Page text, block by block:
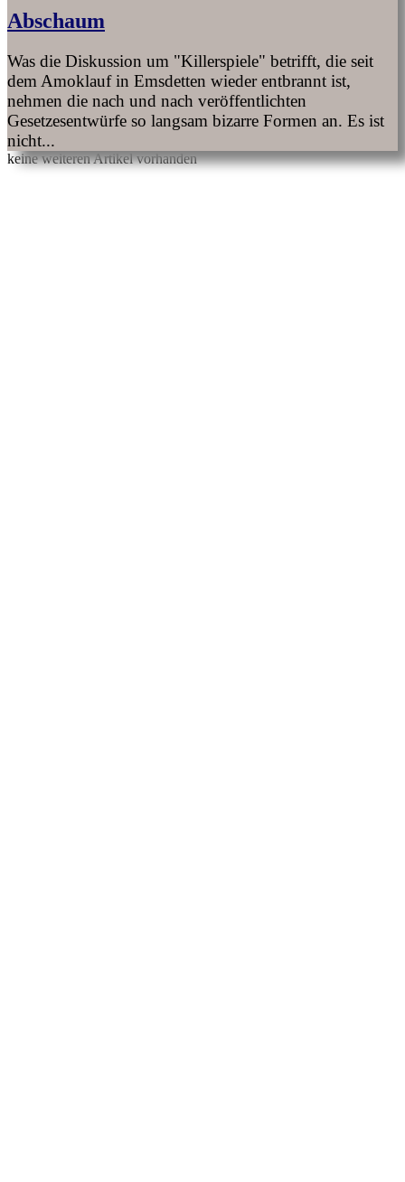
Abschaum
Was die Diskussion um "Killerspiele" betrifft, die seit
dem Amoklauf in Emsdetten wieder entbrannt ist,
nehmen die nach und nach veröffentlichten
Gesetzesentwürfe so langsam bizarre Formen an. Es ist
nicht...
keine weiteren Artikel vorhanden